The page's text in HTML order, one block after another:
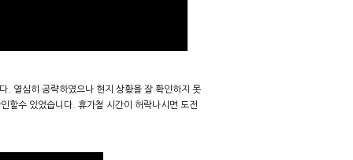
. 열심히 공략하였으나 현지 상황을 잘 확인하지 못
할수 있었습니다. 휴가철 시간이 허락나시면 도전